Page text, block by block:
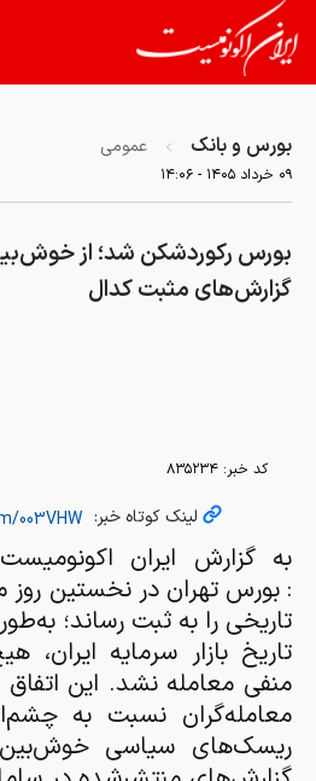
بورس و بانک عمومی
۰۹ خرداد ۱۴۰۵ - ۱۴:۰۶
بورس رکوردشکن شد؛ از
گزارش‌های مثبت کدال
به گزارش ایران
: بورس تهران در نخستین روز
تاریخی را به ثبت رساند؛
تاریخ بازار سرمایه
منفی معامله نشد. این
معامله‌گران نسبت به
ریسک‌های سیاسی
گزارش‌های منتشرشده در
مطلوب برخی شرکت‌های بزرگ